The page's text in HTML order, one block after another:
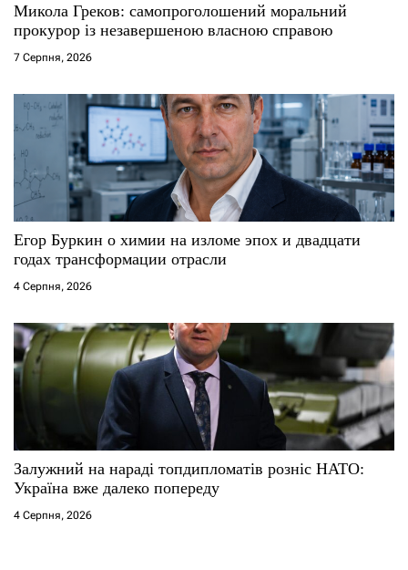
Микола Греков: самопроголошений моральний
прокурор із незавершеною власною справою
7 Серпня, 2026
Егор Буркин о химии на изломе эпох и двадцати
годах трансформации отрасли
4 Серпня, 2026
Залужний на нараді топдипломатів розніс НАТО:
Україна вже далеко попереду
4 Серпня, 2026